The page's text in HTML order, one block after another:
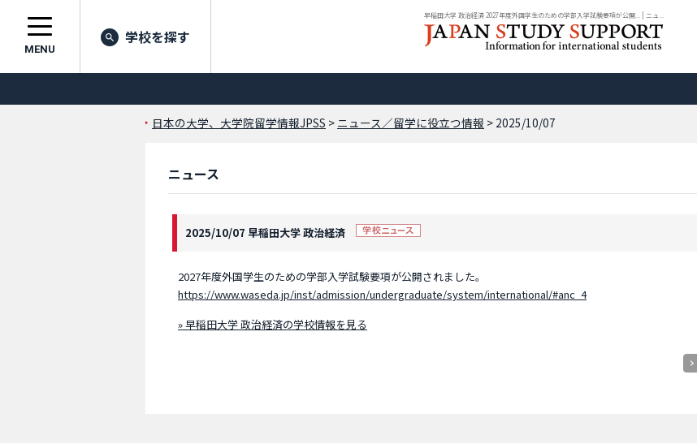
早稲田大学 政治経済 2027年度外国学生のための学部入学試験要項が公開... | ニュ...
MENU
学校を探す
日本の大学、大学院留学情報JPSS > ニュース／留学に役立つ情報 > 2025/10/07
ニュース
2025/10/07 早稲田大学 政治経済
2027年度外国学生のための学部入学試験要項が公開されました。
https://www.waseda.jp/inst/admission/undergraduate/system/international/#anc_4
» 早稲田大学 政治経済の学校情報を見る